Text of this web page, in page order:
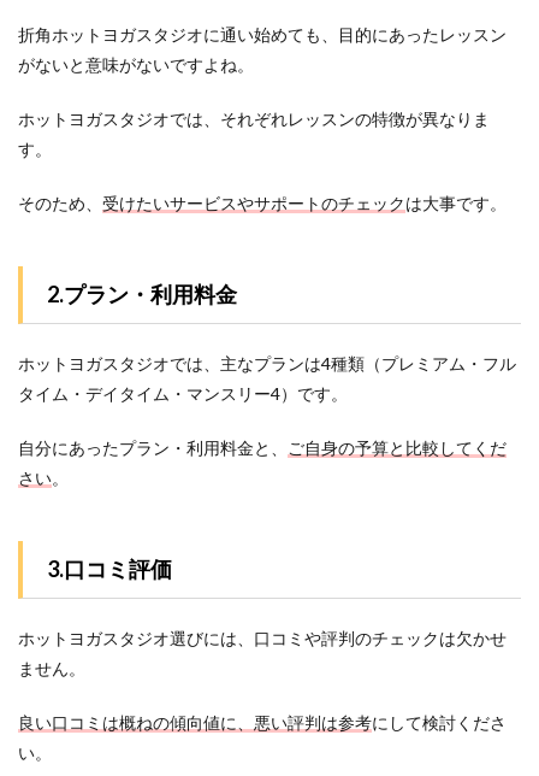
3.口コ
ミ評
価
2
市港
にあ
スタ
を3
つの
項目
較！
3
にあ
ヨガ
ジオ
すす
選！
折角ホットヨガスタジオに通い始めても、目的にあったレッスン
がないと意味がないですよね。
ホットヨガスタジオでは、それぞれレッスンの特徴が異なりま
す。
そのため、 受けたいサービスやサポートのチェックは大事です。
2.プラン・利用料金
ホットヨガスタジオでは、主なプランは4種類（プレミアム・フル
タイム・デイタイム・マンスリー4）です。
自分にあったプラン・利用料金と、
ご自身の予算と比較してくだ
さい。
3.口コミ評価
ホットヨガスタジオ選びには、口コミや評判のチェックは欠かせ
ません。
良い口コミは概ねの傾向値に、悪い評判は参考にして検討くださ
い。